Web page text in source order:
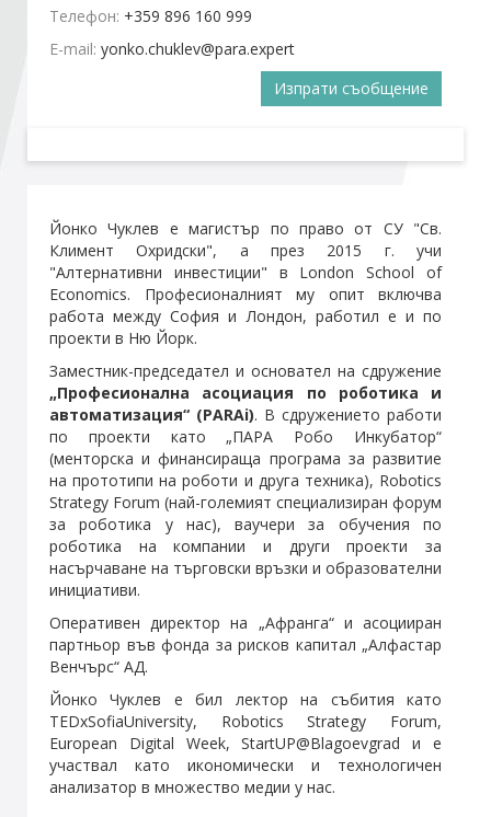
Стани член
Телефон: +359 896 160 999
E-mail:
Изпрати съобщение
Йонко Чуклев е магистър по право от СУ "Св.
Климент Охридски", а през 2015 г. учи
"Алтернативни инвестиции" в London School of
Economics. Професионалният му опит включва
работа между София и Лондон, работил е и по
проекти в Ню Йорк.
Заместник-председател и основател на сдружение
„Професионална асоциация по роботика и
автоматизация“ (PARAi). В сдружението работи
по проекти като „ПАРА Робо Инкубатор“
(менторска и финансираща програма за развитие
на прототипи на роботи и друга техника), Robotics
Strategy Forum (най-големият специализиран форум
за роботика у нас), ваучери за обучения по
роботика на компании и други проекти за
насърчаване на търговски връзки и образователни
инициативи.
Оперативен директор на „Афранга“ и асоцииран
партньор във фонда за рисков капитал „Алфастар
Венчърс“ АД.
Йонко Чуклев е бил лектор на събития като
TEDxSofiaUniversity, Robotics Strategy Forum,
European Digital Week, StartUP@Blagoevgrad и е
участвал като икономически и технологичен
анализатор в множество медии у нас.